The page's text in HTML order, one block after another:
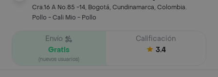
Cra.16 A No.85 -14, Bogotá, Cundinamarca, Colombia.
Pollo - Cali Mio - Pollo
Envío
Gratis
(nuevos usuarios)
Calificación
3.4